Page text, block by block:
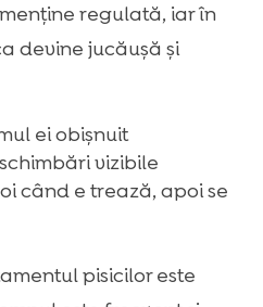
regulată, iar în
devine jucăușă și
ei obișnuit
vizibile
când e trează, apoi se
pisicilor este